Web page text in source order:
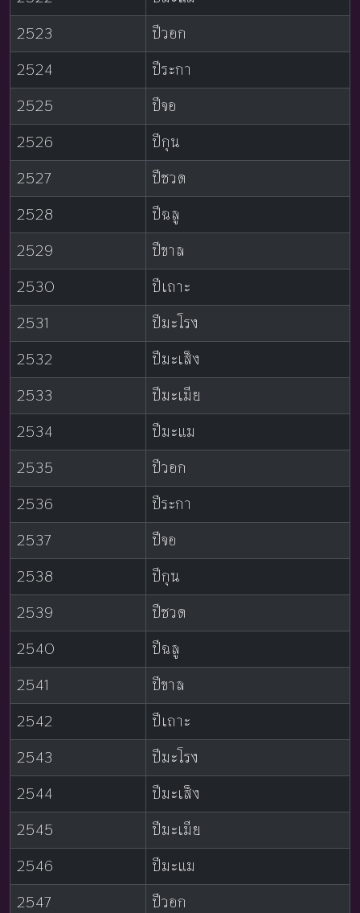
2523
ปีวอก
2524
ปีระกา
2525
ปีจอ
2526
ปีกุน
2527
ปีชวด
2528
ปีฉลู
2529
ปีขาล
2530
ปีเถาะ
2531
ปีมะโรง
2532
ปีมะเส็ง
2533
ปีมะเมีย
2534
ปีมะแม
2535
ปีวอก
2536
ปีระกา
2537
ปีจอ
2538
ปีกุน
2539
ปีชวด
2540
ปีฉลู
2541
ปีขาล
2542
ปีเถาะ
2543
ปีมะโรง
2544
ปีมะเส็ง
2545
ปีมะเมีย
2546
ปีมะแม
2547
ปีวอก